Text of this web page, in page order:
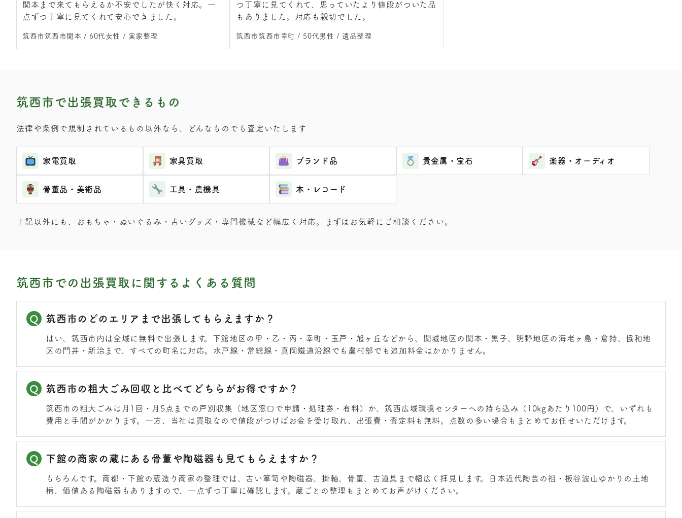
関本まで来てもらえるか不安でしたが快く対応。一
点ずつ丁寧に見てくれて安心できました。
筑西市筑西市関本 / 60代女性 / 実家整理
つ丁寧に見てくれて、思っていたより値段がついた品
もありました。対応も親切でした。
筑西市筑西市幸町 / 50代男性 / 遺品整理
筑西市で出張買取できるもの
法律や条例で規制されているもの以外なら、どんなものでも査定いたします
家電買取 家具買取 ブランド品 貴金属・宝石 楽器・オーディオ
骨董品・美術品 工具・農機具 本・レコード
上記以外にも、おもちゃ・ぬいぐるみ・占いグッズ・専門機械など幅広く対応。まずはお気軽にご相談ください。
筑西市での出張買取に関するよくある質問
筑西市のどのエリアまで出張してもらえますか？
はい、筑西市内は全域に無料で出張します。下館地区の甲・乙・丙・幸町・玉戸・旭ヶ丘などから、関城地区の関本・黒子、明野地区の海老ヶ島・倉持、協和地
区の門井・新治まで、すべての町名に対応。水戸線・常総線・真岡鐵道沿線でも農村部でも追加料金はかかりません。
筑西市の粗大ごみ回収と比べてどちらがお得ですか？
筑西市の粗大ごみは月1回・月5点までの戸別収集（地区窓口で申請・処理券・有料）か、筑西広域環境センターへの持ち込み（10kgあたり100円）で、いずれも
費用と手間がかかります。一方、当社は買取なので値段がつけばお金を受け取れ、出張費・査定料も無料。点数の多い場合もまとめてお任せいただけます。
下館の商家の蔵にある骨董や陶磁器も見てもらえますか？
もちろんです。商都・下館の蔵造り商家の整理では、古い箪笥や陶磁器、掛軸、骨董、古道具まで幅広く拝見します。日本近代陶芸の祖・板谷波山ゆかりの土地
柄、価値ある陶磁器もありますので、一点ずつ丁寧に確認します。蔵ごとの整理もまとめてお声がけください。